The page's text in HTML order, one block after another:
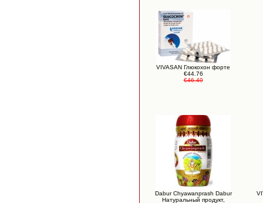
VIVASAN Глюкохон форте
€44.76
€46.49
Dabur Chyawanprash Dabur
Натуральный продукт,